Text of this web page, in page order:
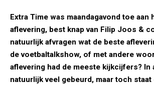
Extra Time was maandagavond toe aan
aflevering, best knap van Filip Joos &
natuurlijk afvragen wat de beste
de voetbaltalkshow, of met andere
aflevering had de meeste kijkcijfers? In
natuurlijk veel gebeurd, maar toch staat